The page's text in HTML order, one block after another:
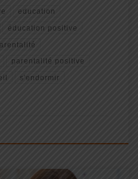
education
éducation positive
parentalité positive
s'endormir